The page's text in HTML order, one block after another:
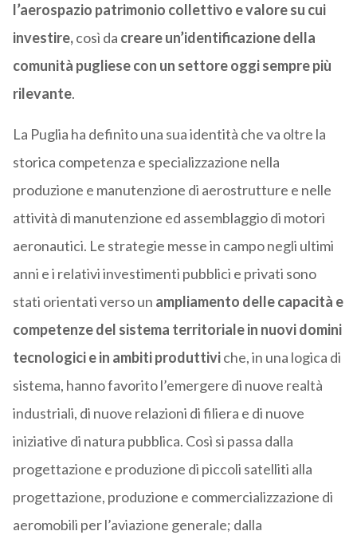
l’aerospazio patrimonio collettivo e valore su cui
investire,così da creare un’identificazione della
comunità pugliese con un settore oggi sempre più
rilevante.
La Puglia ha definito una sua identità che va oltre la
storica competenza e specializzazione nella
produzione e manutenzione di aerostrutture e nelle
attività di manutenzione ed assemblaggio di motori
aeronautici. Le strategie messe in campo negli ultimi
anni e i relativi investimenti pubblici e privati sono
stati orientati verso un ampliamento delle capacità e
competenze del sistema territoriale in nuovi domini
tecnologici e in ambiti produttiviche, in una logica di
sistema, hanno favorito l’emergere di nuove realtà
industriali, di nuove relazioni di filiera e di nuove
iniziative di natura pubblica. Così si passa dalla
progettazione e produzione di piccoli satelliti alla
progettazione, produzione e commercializzazione di
aeromobili per l’aviazione generale; dalla